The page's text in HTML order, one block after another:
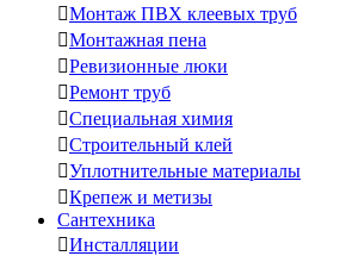
Монтаж ПВХ клеевых труб
Монтажная пена
Ревизионные люки
Ремонт труб
Специальная химия
Строительный клей
Уплотнительные материалы
Крепеж и метизы
Сантехника
Инсталляции